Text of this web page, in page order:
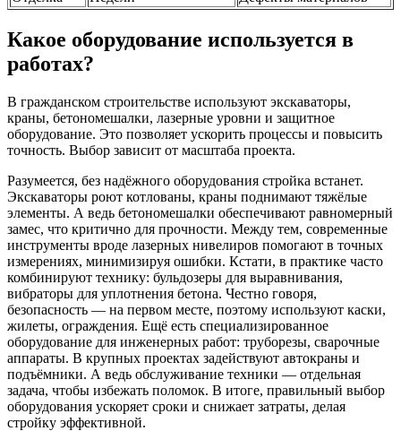
Какое оборудование используется в
работах?
В гражданском строительстве используют экскаваторы,
краны, бетономешалки, лазерные уровни и защитное
оборудование. Это позволяет ускорить процессы и повысить
точность. Выбор зависит от масштаба проекта.
Разумеется, без надёжного оборудования стройка встанет.
Экскаваторы роют котлованы, краны поднимают тяжёлые
элементы. А ведь бетономешалки обеспечивают равномерный
замес, что критично для прочности. Между тем, современные
инструменты вроде лазерных нивелиров помогают в точных
измерениях, минимизируя ошибки. Кстати, в практике часто
комбинируют технику: бульдозеры для выравнивания,
вибраторы для уплотнения бетона. Честно говоря,
безопасность — на первом месте, поэтому используют каски,
жилеты, ограждения. Ещё есть специализированное
оборудование для инженерных работ: труборезы, сварочные
аппараты. В крупных проектах задействуют автокраны и
подъёмники. А ведь обслуживание техники — отдельная
задача, чтобы избежать поломок. В итоге, правильный выбор
оборудования ускоряет сроки и снижает затраты, делая
стройку эффективной.